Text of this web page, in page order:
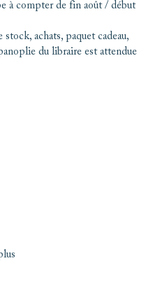
à compter de fin août / début
achats, paquet cadeau,
du libraire est attendue